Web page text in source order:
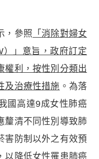
，參照 「消除對婦女
）」意旨，政府訂定
權利，按性別分類出
及治療性措施 。為落
國高達9成女性肺癌
釐清不同性別導致肺
害防制以外之有效預
以降低女性罹患肺癌